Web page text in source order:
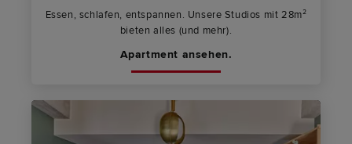
Essen, schlafen, entspannen. Unsere Studios mit 28m²
bieten alles (und mehr).
Apartment ansehen.